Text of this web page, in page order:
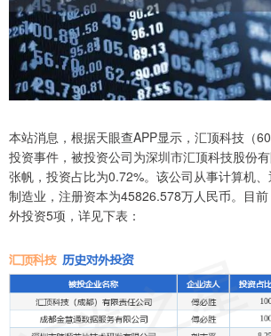
本站消息，根据天眼查APP显示，汇顶科技（
投资事件，被投资公司为深圳市汇顶科技股份
张帆，投资占比为0.72%。该公司从事计算机
制造业，注册资本为45826.578万人民币。目
外投资5项，详见下表：